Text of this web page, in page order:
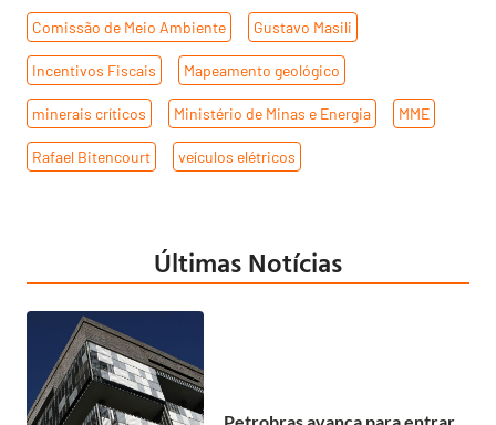
Comissão de Meio Ambiente Gustavo Masili
Incentivos Fiscais Mapeamento geológico
minerais críticos Ministério de Minas e Energia MME
Rafael Bitencourt veículos elétricos
Últimas Notícias